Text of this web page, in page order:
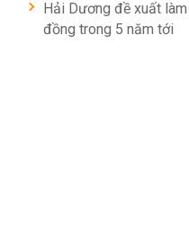
Hải Dương đề xuất
đồng trong 5 năm tới